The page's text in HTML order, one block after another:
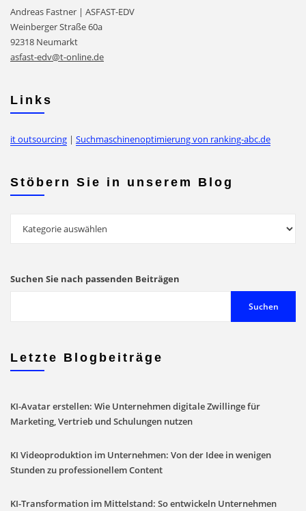
Andreas Fastner | ASFAST-EDV
Weinberger Straße 60a
92318 Neumarkt
asfast-edv@t-online.de
Links
it outsourcing | Suchmaschinenoptimierung von ranking-abc.de
Stöbern Sie in unserem Blog
Blog
Suchen Sie nach passenden Beiträgen
Suchen
Letzte Blogbeiträge
KI-Avatar erstellen: Wie Unternehmen digitale Zwillinge für
Marketing, Vertrieb und Schulungen nutzen
KI Videoproduktion im Unternehmen: Von der Idee in wenigen
Stunden zu professionellem Content
KI-Transformation im Mittelstand: So entwickeln Unternehmen